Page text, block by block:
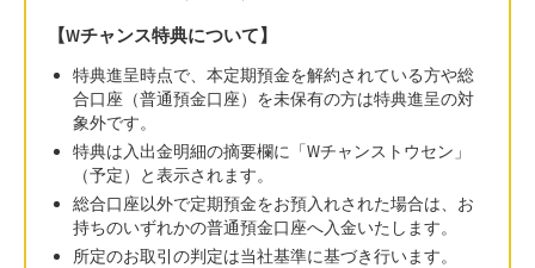
【Wチャンス特典について】
特典進呈時点で、本定期預金を解約されている方や総
合口座（普通預金口座）を未保有の方は特典進呈の対
象外です。
特典は入出金明細の摘要欄に「Wチャンストウセン」
（予定）と表示されます。
総合口座以外で定期預金をお預入れされた場合は、お
持ちのいずれかの普通預金口座へ入金いたします。
所定のお取引の判定は当社基準に基づき行います。